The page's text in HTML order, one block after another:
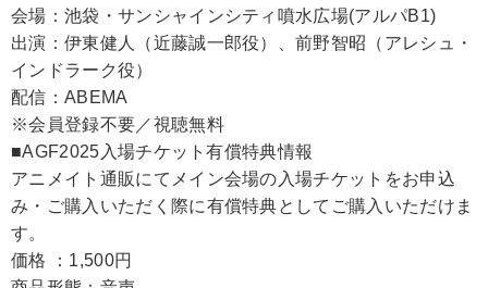
会場：池袋・サンシャインシティ噴水広場(アルパB1)
出演：伊東健人（近藤誠一郎役）、前野智昭（アレシュ・
インドラーク役）
配信：ABEMA
※会員登録不要／視聴無料
■AGF2025入場チケット有償特典情報
アニメイト通販にてメイン会場の入場チケットをお申込
み・ご購入いただく際に有償特典としてご購入いただけま
す。
価格 ：1,500円